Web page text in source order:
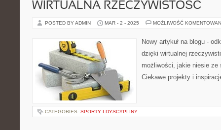
WIRTUALNA RZECZYWISTOŚĆ
POSTED BY ADMIN MAR - 2 - 2025 MOŻLIWOŚĆ
Nowy artykuł na blogu -
dzięki wirtualnej
możliwości, jakie niesie ze
Ciekawe projekty i
CATEGORIES: SPORTY I DYSCYPLINY